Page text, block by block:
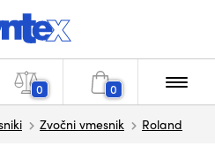
0 0
Zvočni vmesnik Roland